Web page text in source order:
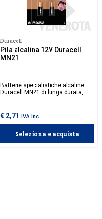
Duracell
Pila alcalina 12V Duracell
MN21
Batterie specialistiche alcaline
Duracell MN21 di lunga durata,
telecomandi, campanelli senza fili
€ 2,71 IVA inc.
Seleziona e acquista